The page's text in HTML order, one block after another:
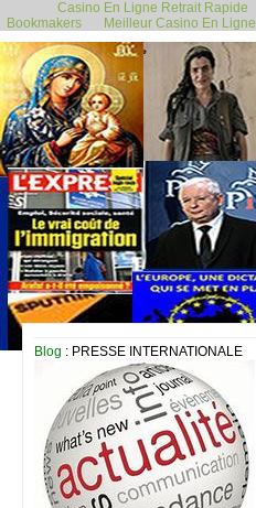
Casino En Ligne Retrait Rapide
Bookmakers
Meilleur Casino En Ligne
Blog : PRESSE INTERNATIONALE